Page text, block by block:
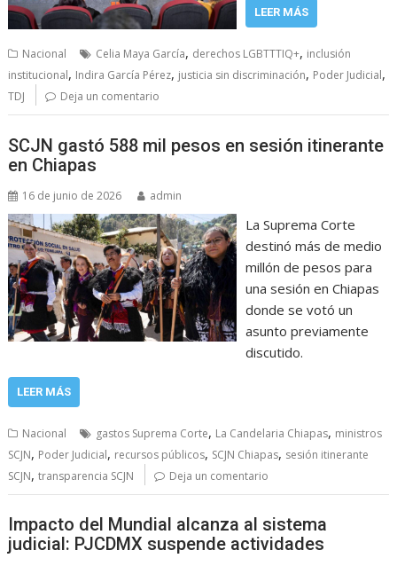
LEER MÁS
Nacional Celia Maya García, derechos LGBTTTIQ+, inclusión
institucional, Indira García Pérez, justicia sin discriminación, Poder Judicial,
TDJ Deja un comentario
SCJN gastó 588 mil pesos en sesión itinerante
en Chiapas
16 de junio de 2026 admin
La Suprema Corte
destinó más de medio
millón de pesos para
una sesión en Chiapas
donde se votó un
asunto previamente
discutido.
LEER MÁS
Nacional gastos Suprema Corte, La Candelaria Chiapas, ministros
SCJN, Poder Judicial, recursos públicos, SCJN Chiapas, sesión itinerante
SCJN,transparencia SCJN Deja un comentario
Impacto del Mundial alcanza al sistema
judicial: PJCDMX suspende actividades